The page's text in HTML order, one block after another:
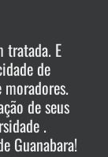
tratada. E
de
de seus
.
Guanabara!